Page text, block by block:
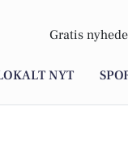
Gratis
NYT